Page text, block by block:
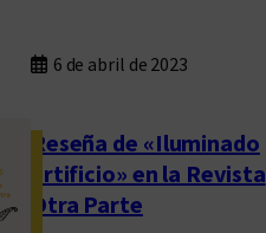
6 de abril de 2023
Reseña de «Iluminado
artificio» en la Revista
Otra Parte